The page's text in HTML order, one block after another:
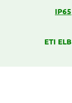
IP65
ETI ELB